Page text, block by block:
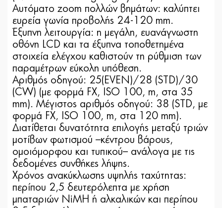
Αυτόματο zoom πολλών βημάτων: καλύπτει
ευρεία γωνία προβολής 24-120 mm.
Έξυπνη λειτουργία: η μεγάλη, ευανάγνωστη
οθόνη LCD και τα έξυπνα τοποθετημένα
στοιχεία ελέγχου καθιστούν τη ρύθμιση των
παραμέτρων εύκολη υπόθεση.
Αριθμός οδηγού: 25(EVEN)/28 (STD)/30
(CW) (με φορμά FX, ISO 100, m, στα 35
mm). Μέγιστος αριθμός οδηγού: 38 (STD, με
φορμά FX, ISO 100, m, στα 120 mm).
Διατίθεται δυνατότητα επιλογής μεταξύ τριών
μοτίβων φωτισμού –κέντρου βάρους,
ομοιόμορφου και τυπικού– ανάλογα με τις
δεδομένες συνθήκες λήψης.
Χρόνος ανακύκλωσης υψηλής ταχύτητας:
περίπου 2,5 δευτερόλεπτα με χρήση
μπαταριών NiMH ή αλκαλικών και περίπου